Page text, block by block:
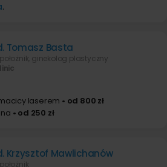
.
Tomasz Basta
ginekolog plastyczny
laserem • od 800 zł
• od 250 zł
Krzysztof Mawlichanów